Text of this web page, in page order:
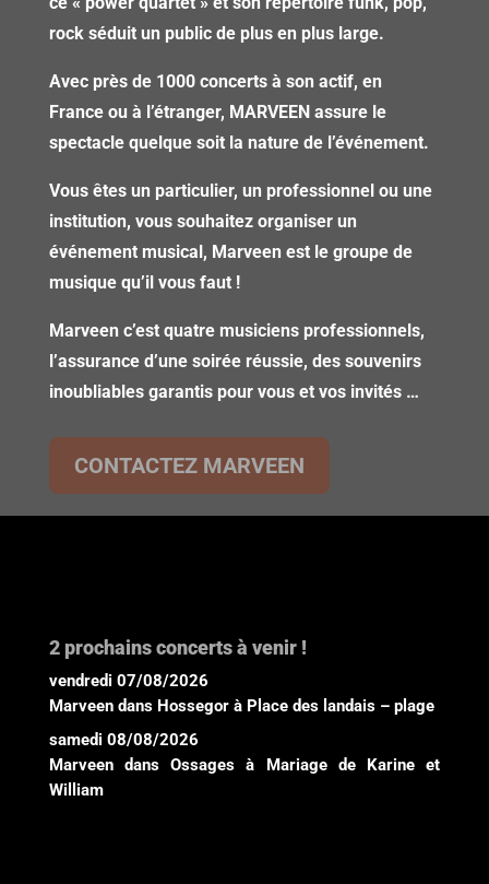
rock séduit un public de plus en plus large.
Avec près de 1000 concerts à son actif, en
France ou à l’étranger, MARVEEN assure le
spectacle quelque soit la nature de l’événement.
Vous êtes un particulier, un professionnel ou une
institution, vous souhaitez organiser un
événement musical, Marveen est le groupe de
musique qu’il vous faut !
Marveen c’est quatre musiciens professionnels,
l’assurance d’une soirée réussie, des souvenirs
inoubliables garantis pour vous et vos invités …
CONTACTEZ MARVEEN
2 prochains concerts à venir !
vendredi 07/08/2026
Marveen dans Hossegor à Place des landais – plage
samedi 08/08/2026
Marveen dans Ossages à
Mariage de Karine et
William